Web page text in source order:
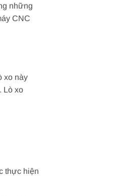
những
CNC
xo này
Lò xo
thực hiện